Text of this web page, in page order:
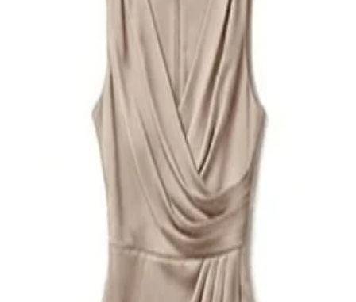
Vêtements en gros par type
Acheter des vêtements
en gros par type
Nous vous aidons à sourcer des vêtements en
gros par type — des t-shirts et sweats à capuche
aux vestes, polos, vêtements de sport, robes et
plus encore. Nous sourceons auprès d’usines et
de marchés à Guangzhou et Foshan. Dites-nous